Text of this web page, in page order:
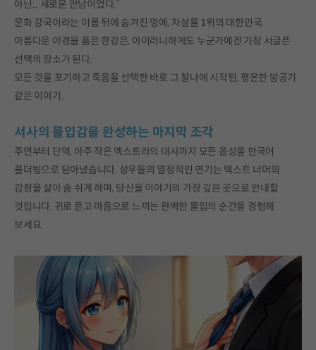
아닌... 새로운 만남이었다.“
문화 강국이라는 이름 뒤에 숨겨진 멍에, 자살률 1위의 대한민국.
아름다운 야경을 품은 한강은, 아이러니하게도 누군가에겐 가장 서글픈
선택의 장소가 된다.
모든 것을 포기하고 죽음을 선택한 바로 그 찰나에 시작된, 평온한 밤공기
같은 이야기.
서사의 몰입감을 완성하는 마지막 조각
주연부터 단역, 아주 작은 엑스트라의 대사까지 모든 음성을 한국어
풀더빙으로 담아냈습니다. 성우들의 열정적인 연기는 텍스트 너머의
감정을 살아 숨 쉬게 하며, 당신을 이야기의 가장 깊은 곳으로 안내할
것입니다. 귀로 듣고 마음으로 느끼는 완벽한 몰입의 순간을 경험해
보세요.